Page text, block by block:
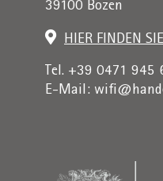
39100 Bozen
HIER FINDEN
Tel. +39 0471 945
E-Mail: